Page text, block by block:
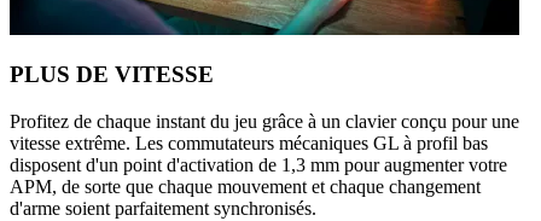
PLUS DE VITESSE
Profitez de chaque instant du jeu grâce à un clavier conçu pour une
vitesse extrême. Les commutateurs mécaniques GL à profil bas
disposent d'un point d'activation de 1,3 mm pour augmenter votre
APM, de sorte que chaque mouvement et chaque changement
d'arme soient parfaitement synchronisés.